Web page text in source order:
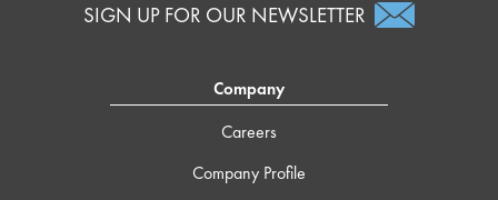
SIGN UP FOR OUR NEWSLETTER
Company
Careers
Company Profile